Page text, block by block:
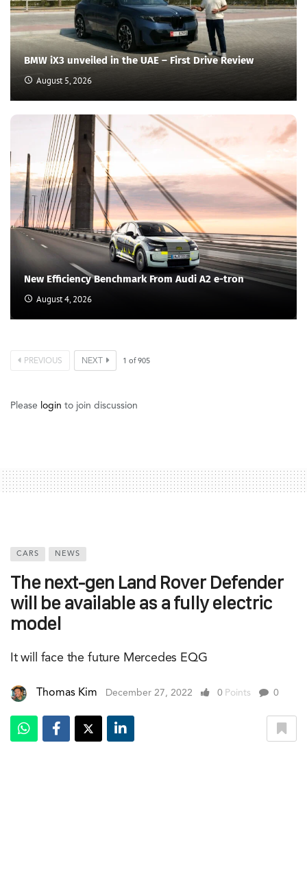
BMW iX3 unveiled in the UAE – First Drive Review
August 5, 2026
New Efficiency Benchmark From Audi A2 e-tron
August 4, 2026
PREVIOUS NEXT 1 of905
Please login to join discussion
CARS NEWS
The next-gen Land Rover Defender
will be available as a fully electric
model
It will face the future Mercedes EQG
Thomas Kim December 27, 2022 0 Points 0